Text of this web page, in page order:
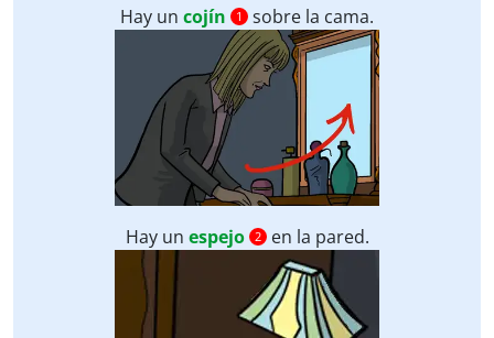
Hay un cojín 1 sobre la cama.
Hay un espejo 2 en la pared.